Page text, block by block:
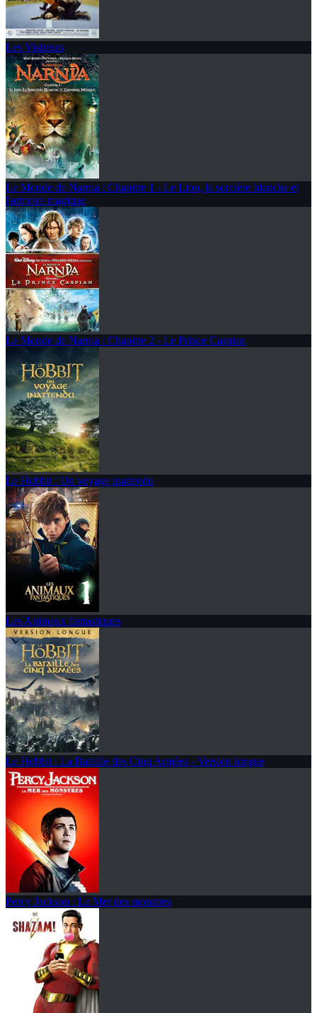
Les Visiteurs
Le Monde de Narnia : Chapitre 1 - Le Lion, la sorcière blanche et
l'armoire magique
Le Monde de Narnia : Chapitre 2 - Le Prince Caspian
Le Hobbit : Un voyage inattendu
Les Animaux fantastiques
Le Hobbit : La Bataille des Cinq Armées - Version longue
Percy Jackson : La Mer des monstres